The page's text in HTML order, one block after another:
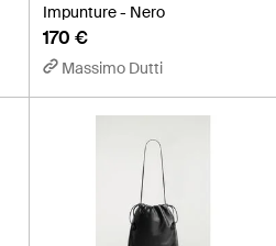
Impunture - Nero
170 €
Massimo Dutti